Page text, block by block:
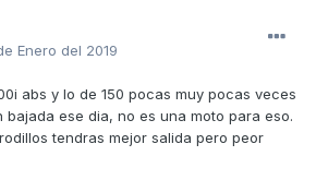
Enero del 2019
abs y lo de 150 pocas muy pocas veces
bajada ese dia, no es una moto para eso.
tendras mejor salida pero peor